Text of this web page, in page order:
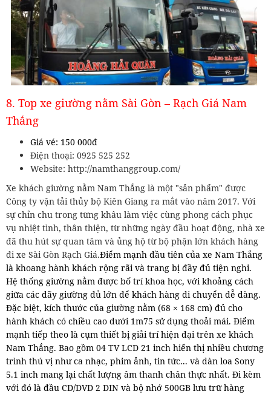
8. Top xe giường nằm Sài Gòn – Rạch Giá Nam
Thắng
Giá vé: 150 000đ
Điện thoại: 0925 525 252
Website: http://namthanggroup.com/
Xe khách giường nằm Nam Thắng là một "sản phẩm" được
Công ty vận tải thủy bộ Kiên Giang ra mắt vào năm 2017. Với
sự chỉn chu trong từng khâu làm việc cùng phong cách phục
vụ nhiệt tình, thân thiện, từ những ngày đầu hoạt động, nhà xe
đã thu hút sự quan tâm và ủng hộ từ bộ phận lớn khách hàng
đi xe Sài Gòn Rạch Giá.Điểm mạnh đầu tiên của xe Nam Thắng
là khoang hành khách rộng rãi và trang bị đầy đủ tiện nghi.
Hệ thống giường nằm được bố trí khoa học, với khoảng cách
giữa các dãy giường đủ lớn để khách hàng di chuyển dễ dàng.
Đặc biệt, kích thước của giường nằm (68 × 168 cm) đủ cho
hành khách có chiều cao dưới 1m75 sử dụng thoải mái. Điểm
mạnh tiếp theo là cụm thiết bị giải trí hiện đại trên xe khách
Nam Thắng. Bao gồm 04 TV LCD 21 inch hiển thị nhiều chương
trình thú vị như ca nhạc, phim ảnh, tin tức... và dàn loa Sony
5.1 inch mang lại chất lượng âm thanh chân thực nhất. Đi kèm
với đó là đầu CD/DVD 2 DIN và bộ nhớ 500GB lưu trữ hàng